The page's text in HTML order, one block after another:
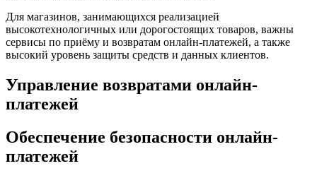
Для магазинов, занимающихся реализацией
высокотехнологичных или дорогостоящих товаров, важны
сервисы по приёму и возвратам онлайн-платежей, а также
высокий уровень защиты средств и данных клиентов.
Управление возвратами онлайн-
платежей
Обеспечение безопасности онлайн-
платежей